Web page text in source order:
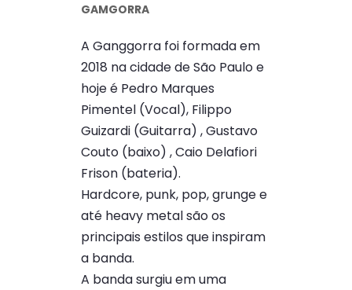
GAMGORRA
A Ganggorra foi formada em
2018 na cidade de São Paulo e
hoje é Pedro Marques
Pimentel (Vocal), Filippo
Guizardi (Guitarra) , Gustavo
Couto (baixo) , Caio Delafiori
Frison (bateria).
Hardcore, punk, pop, grunge e
até heavy metal são os
principais estilos que inspiram
a banda.
A banda surgiu em uma